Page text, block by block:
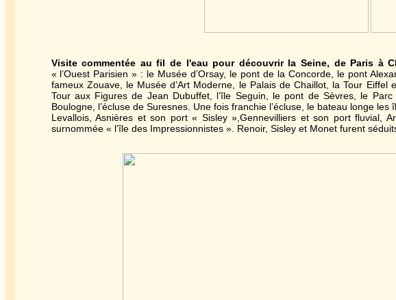
Visite commentée au fil de l'eau pour découvrir la Seine, de Paris à
« l’Ouest Parisien » : le Musée d’Orsay, le pont de la Concorde, le pont
fameux Zouave, le Musée d’Art Moderne, le Palais de Chaillot, la Tour Eiffel
Tour aux Figures de Jean Dubuffet, l’île Seguin, le pont de Sèvres, le
Boulogne, l’écluse de Suresnes. Une fois franchie l’écluse, le bateau longe
Levallois, Asnières et son port « Sisley »,Gennevilliers et son port fluvial,
surnommée « l’île des Impressionnistes ». Renoir, Sisley et Monet furent